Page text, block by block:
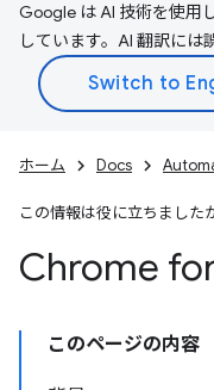
Google は AI 技術を使用
しています。AI 翻訳には
ホーム Docs
この情報は役に立ちました
Chrome
このページの内容